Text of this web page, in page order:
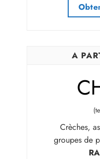
A
Crèches,
groupes de